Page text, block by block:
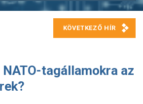
tagállamokra az